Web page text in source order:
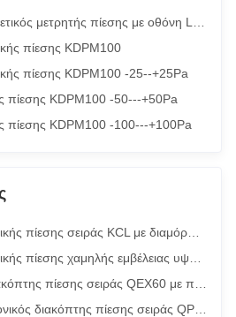
με οθόνη LCD με φως πίσω και έξοδο 4-20 mA ή 0-10 V για συστήματα HVAC
πίεσης KDPM100
πίεσης KDPM100 -25--+25Pa
πίεσης KDPM100 -50---+50Pa
πίεσης KDPM100 -100---+100Pa
επαφής SPDT, βαθμολογία προστασίας IP65 και μέγιστη πίεση εργασίας 20 bar
υψηλής ακρίβειας σειράς QAD με προστασία IP54 για συστήματα HVAC
QEX60 με προστασία από ανοξείδωτο χάλυβα 316 και IP65
QPS30 με επίπεδο προστασίας IP65 ±0,5% FS ακρίβεια και ψηφιακή οθόνη OLED